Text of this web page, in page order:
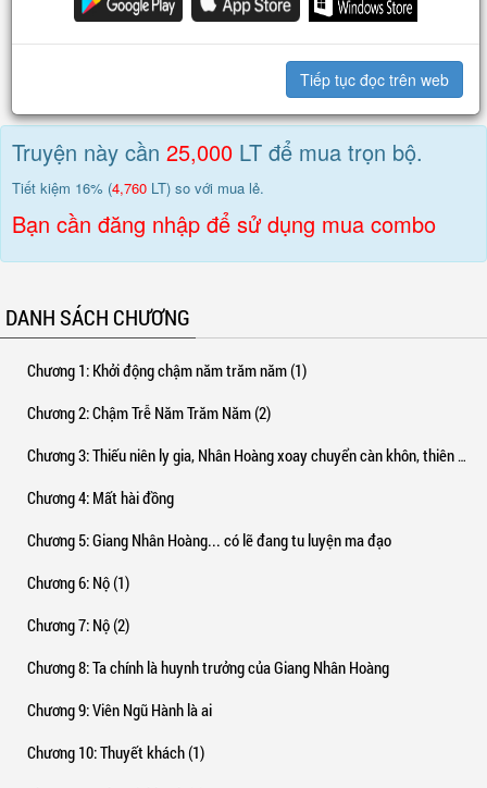
: Ngoại truyện - Khảo nghiệm đầu tiên của các ứng viên Nhân Hoàng (1)
Truyện này cần 25,000 LT để mua trọn bộ.
Tiết kiệm 16% (4,760 LT) so với mua lẻ.
Bạn cần đăng nhập để sử dụng mua combo
DANH SÁCH CHƯƠNG
Chương 1: Khởi động chậm năm trăm năm (1)
Chương 2: Chậm Trễ Năm Trăm Năm (2)
Chương 3: Thiếu niên ly gia, Nhân Hoàng xoay chuyển càn khôn, thiên hạ ai người không biết đến quân?
Chương 4: Mất hài đồng
Chương 5: Giang Nhân Hoàng... có lẽ đang tu luyện ma đạo
Chương 6: Nộ (1)
Chương 7: Nộ (2)
Chương 8: Ta chính là huynh trưởng của Giang Nhân Hoàng
Chương 9: Viên Ngũ Hành là ai
Chương 10: Thuyết khách (1)
Tiếp tục đọc trên web